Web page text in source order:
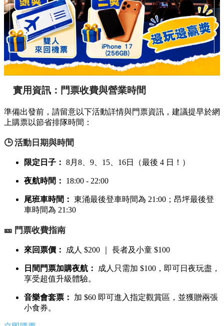
實用資訊：門票收費與營業時間
準備出發前，請留意以下活動詳情與門票資訊，建議提早於網
上購票以節省排隊時間：
🕒 活動日期與時間
限定日子： 8月8、9、15、16日（最後 4 日！）
夜航時間： 18:00 - 22:00
尾班車時間： 東涌最後登車時間為 21:00；昂坪最後登
車時間為 21:30
🎫 門票收費指南
來回票價： 成人 $200 ｜ 長者及小童 $100
日間門票加購夜航：
成人只需加 $100，即可日夜玩盡，
享受超值升級體驗。
音樂會套票：
加 $60 即可進入指定觀賞區，並獲贈兩張
小食券。